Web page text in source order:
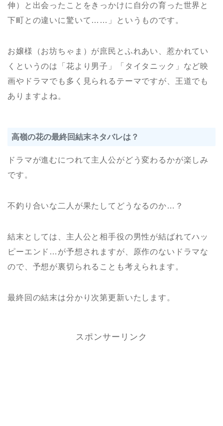
伸）と出会ったことをきっかけに自分の育った世界と
下町との違いに驚いて……」というものです。
お嬢様（お坊ちゃま）が庶民とふれあい、惹かれてい
くというのは「花より男子」「タイタニック」など映
画やドラマでも多く見られるテーマですが、王道でも
ありますよね。
高嶺の花の最終回結末ネタバレは？
ドラマが進むにつれて主人公がどう変わるかが楽しみ
です。
不釣り合いな二人が果たしてどうなるのか…？
結末としては、主人公と相手役の男性が結ばれてハッ
ピーエンド…が予想されますが、原作のないドラマな
ので、予想が裏切られることも考えられます。
最終回の結末は分かり次第更新いたします。
スポンサーリンク